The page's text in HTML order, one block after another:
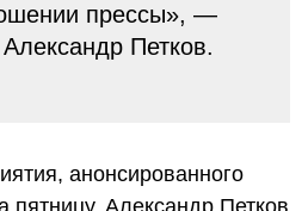
прессы», —
Петков.
анонсированного
Александр Петков